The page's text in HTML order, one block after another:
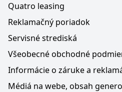
Quatro leasing
Reklamačný poriadok
Servisné strediská
Všeobecné obchodné
Informácie o záruke a
Médiá na webe, obsah